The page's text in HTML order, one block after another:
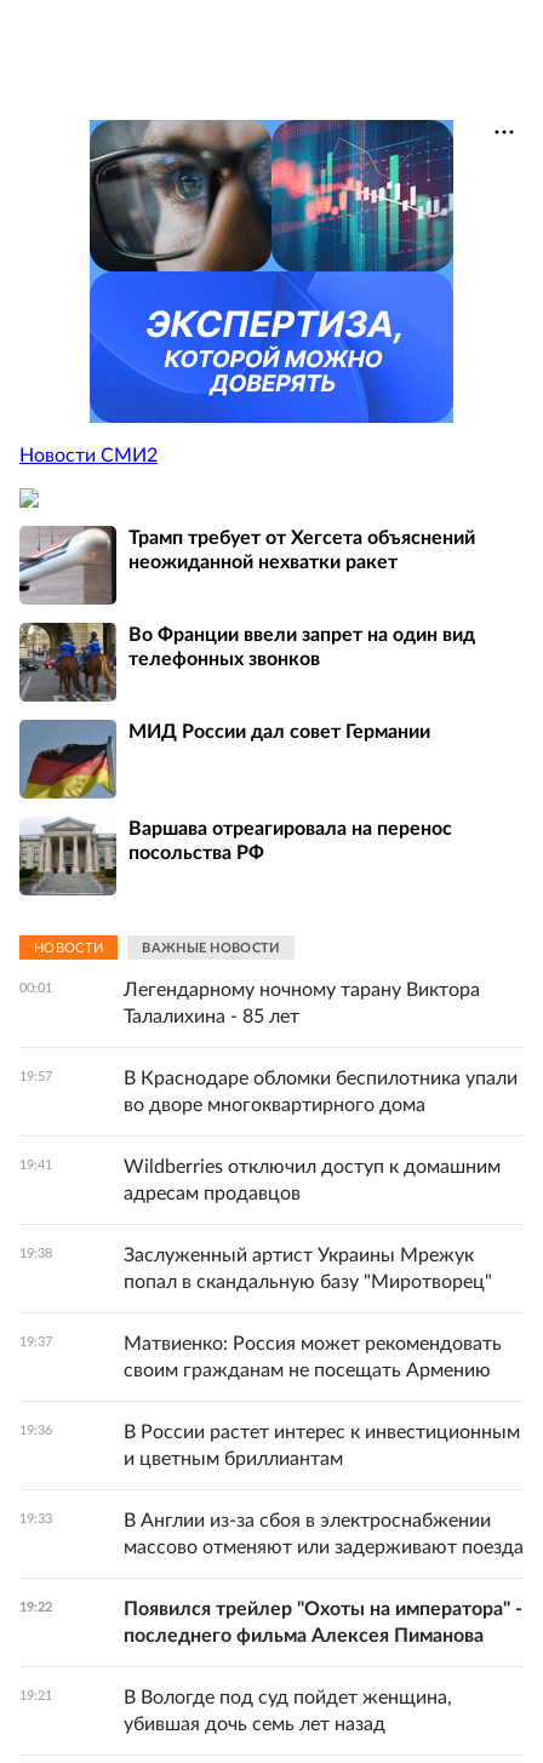
Новости СМИ2
Трамп требует от Хегсета объяснений
неожиданной нехватки ракет
Во Франции ввели запрет на один вид
телефонных звонков
МИД России дал совет Германии
Варшава отреагировала на перенос
посольства РФ
НОВОСТИ ВАЖНЫЕ НОВОСТИ
00:01
Легендарному ночному тарану Виктора
Талалихина - 85 лет
19:57
В Краснодаре обломки беспилотника упали
во дворе многоквартирного дома
19:41
Wildberries отключил доступ к домашним
адресам продавцов
19:38
Заслуженный артист Украины Мрежук
попал в скандальную базу "Миротворец"
19:37
Матвиенко: Россия может рекомендовать
своим гражданам не посещать Армению
19:36
В России растет интерес к инвестиционным
и цветным бриллиантам
19:33
В Англии из-за сбоя в электроснабжении
массово отменяют или задерживают поезда
19:22
Появился трейлер "Охоты на императора" -
последнего фильма Алексея Пиманова
19:21
В Вологде под суд пойдет женщина,
убившая дочь семь лет назад